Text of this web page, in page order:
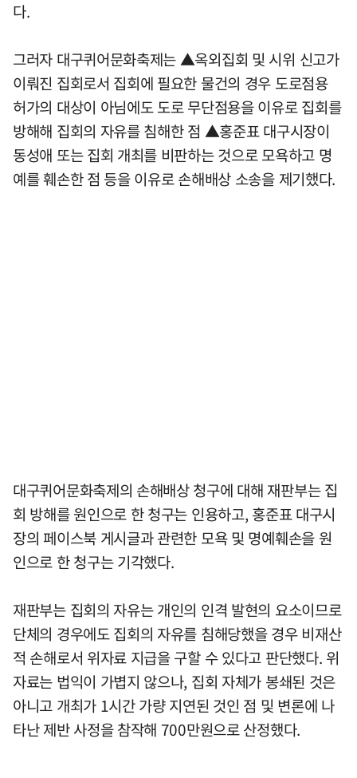
다.
그러자 대구퀴어문화축제는 ▲옥외집회 및 시위 신고가
이뤄진 집회로서 집회에 필요한 물건의 경우 도로점용
허가의 대상이 아님에도 도로 무단점용을 이유로 집회를
방해해 집회의 자유를 침해한 점 ▲홍준표 대구시장이
동성애 또는 집회 개최를 비판하는 것으로 모욕하고 명
예를 훼손한 점 등을 이유로 손해배상 소송을 제기했다.
대구퀴어문화축제의 손해배상 청구에 대해 재판부는 집
회 방해를 원인으로 한 청구는 인용하고, 홍준표 대구시
장의 페이스북 게시글과 관련한 모욕 및 명예훼손을 원
인으로 한 청구는 기각했다.
재판부는 집회의 자유는 개인의 인격 발현의 요소이므로
단체의 경우에도 집회의 자유를 침해당했을 경우 비재산
적 손해로서 위자료 지급을 구할 수 있다고 판단했다. 위
자료는 법익이 가볍지 않으나, 집회 자체가 봉쇄된 것은
아니고 개최가 1시간 가량 지연된 것인 점 및 변론에 나
타난 제반 사정을 참작해 700만원으로 산정했다.